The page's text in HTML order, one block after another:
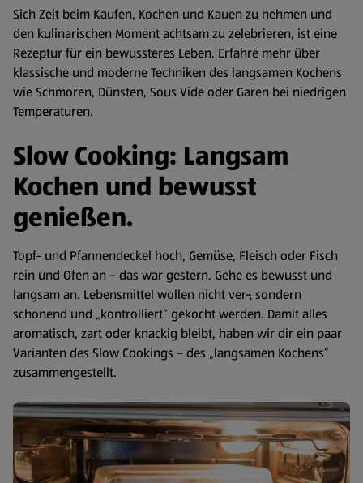
Sich Zeit beim Kaufen, Kochen und Kauen zu nehmen und
den kulinarischen Moment achtsam zu zelebrieren, ist eine
Rezeptur für ein bewussteres Leben. Erfahre mehr über
klassische und moderne Techniken des langsamen Kochens
wie Schmoren, Dünsten, Sous Vide oder Garen bei niedrigen
Temperaturen.
Slow Cooking: Langsam
Kochen und bewusst
genießen.
Topf- und Pfannendeckel hoch, Gemüse, Fleisch oder Fisch
rein und Ofen an – das war gestern. Gehe es bewusst und
langsam an. Lebensmittel wollen nicht ver-, sondern
schonend und „kontrolliert“ gekocht werden. Damit alles
aromatisch, zart oder knackig bleibt, haben wir dir ein paar
Varianten des Slow Cookings – des „langsamen Kochens“
zusammengestellt.